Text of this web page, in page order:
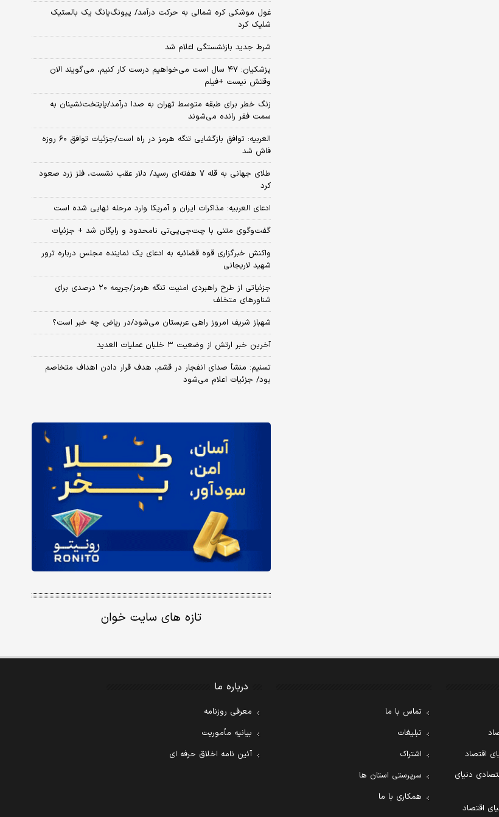
غول موشکی کره شمالی به حرکت درآمد/ پیونگ‌یانگ یک بالستیک
شلیک کرد
شرط جدید بازنشستگی اعلام شد
پزشکیان: ۴۷ سال است می‌خواهیم درست کار کنیم، می‌گویند الان
وقتش نیست +فیلم
زنگ خطر برای طبقه متوسط تهران به صدا درآمد/پایتخت‌نشینان به
سمت فقر رانده می‌شوند
العربیه: توافق بازگشایی تنگه هرمز در راه است/جزئیات توافق ۶۰ روزه
فاش شد
طلای جهانی به قله ۷ هفته‌ای رسید/ دلار عقب نشست، فلز زرد صعود
کرد
ادعای العربیه: مذاکرات ایران و آمریکا وارد مرحله نهایی شده است
گفت‌وگوی متنی با چت‌جی‌پی‌تی نامحدود و رایگان شد + جزئیات
واکنش خبرگزاری قوه قضائیه به ادعای یک نماینده مجلس درباره ترور
شهید لاریجانی
جزئیاتی از طرح راهبردی امنیت تنگه هرمز/جریمه ۲۰ درصدی برای
شناورهای متخلف
شهباز شریف امروز راهی عربستان می‌شود/در ریاض چه خبر است؟
آخرین خبر ارتش از وضعیت ۳ خلبان عملیات العدید
تسنیم: منشأ صدای انفجار در قشم، هدف قرار دادن اهداف متخاصم
بود/ جزئیات اعلام می‌شود
تازه های سایت خوان
اقتصاد
دنیای
اقتصاد
تماس با ما
تبلیغات
اشتراک
سرپرستی استان ها
همکاری با ما
درباره ما
معرفی روزنامه
بیانیه مأموریت
آئین نامه اخلاق حرفه ای